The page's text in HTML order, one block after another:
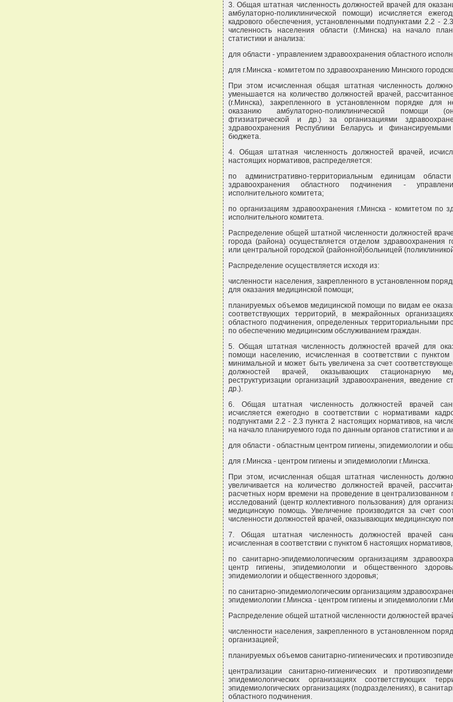
3. Общая штатная численность должностей врачей для
амбулаторно-поликлинической помощи) исчисляется
кадрового обеспечения, установленными подпунктами 2.2 -
численность населения области (г.Минска) на начало
статистики и анализа:
для области - управлением здравоохранения областного
для г.Минска - комитетом по здравоохранению Минского
При этом исчисленная общая штатная численность
уменьшается на количество должностей врачей,
(г.Минска), закрепленного в установленном порядке для
оказанию амбулаторно-поликлинической помощи
фтизиатрической и др.) за организациями
здравоохранения Республики Беларусь и финансируемыми
бюджета.
4. Общая штатная численность должностей врачей,
настоящих нормативов, распределяется:
по административно-территориальным единицам
здравоохранения областного подчинения -
исполнительного комитета;
по организациям здравоохранения г.Минска - комитетом по
исполнительного комитета.
Распределение общей штатной численности должностей
города (района) осуществляется отделом здравоохранения
или центральной городской (районной)больницей
Распределение осуществляется исходя из:
численности населения, закрепленного в установленном
для оказания медицинской помощи;
планируемых объемов медицинской помощи по видам ее
соответствующих территорий, в межрайонных
областного подчинения, определенных территориальными
по обеспечению медицинским обслуживанием граждан.
5. Общая штатная численность должностей врачей для
помощи населению, исчисленная в соответствии с
минимальной и может быть увеличена за счет
должностей врачей, оказывающих стационарную
реструктуризации организаций здравоохранения, введение
др.).
6. Общая штатная численность должностей врачей
исчисляется ежегодно в соответствии с нормативами
подпунктами 2.2 - 2.3 пункта 2 настоящих нормативов, на
на начало планируемого года по данным органов статистики и
для области - областным центром гигиены, эпидемиологии и
для г.Минска - центром гигиены и эпидемиологии г.Минска.
При этом, исчисленная общая штатная численность
увеличивается на количество должностей врачей,
расчетных норм времени на проведение в централизованном
исследований (центр коллективного пользования) для
медицинскую помощь. Увеличение производится за счет
численности должностей врачей, оказывающих медицинскую
7. Общая штатная численность должностей врачей
исчисленная в соответствии с пунктом 6 настоящих
по санитарно-эпидемиологическим организациям
центр гигиены, эпидемиологии и общественного
эпидемиологии и общественного здоровья;
по санитарно-эпидемиологическим организациям
эпидемиологии г.Минска - центром гигиены и эпидемиологии
Распределение общей штатной численности должностей
численности населения, закрепленного в установленном
организацией;
планируемых объемов санитарно-гигиенических и
централизации санитарно-гигиенических и
эпидемиологических организациях соответствующих
эпидемиологических организациях (подразделениях), в
областного подчинения.